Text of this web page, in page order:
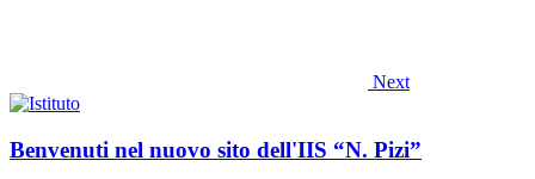
Next
Benvenuti nel nuovo sito dell'IIS “N. Pizi”